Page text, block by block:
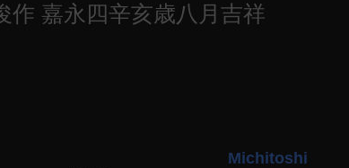
嘉永四辛亥歳八月吉祥
Michitoshi